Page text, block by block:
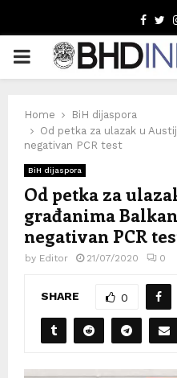
PRIMARY
Home
BiH dijaspora
Od petka za ulazak u
negativan PCR test
BiH dijaspora
Od petka za
građanima
negativan PCR
by Editor 21/07/2020 0
SHARE 0